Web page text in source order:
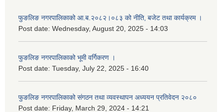
फुङलिङ नगरपालिकाको आ.ब.२०८२।०८३ को नीति‚ बजेट तथा कार्यक्रम ।
Post date: Wednesday, August 20, 2025 - 14:03
फुङलिङ नगरपालिकाको भूमी वर्गिकरण ।
Post date: Tuesday, July 22, 2025 - 16:40
फुङलिङ नगरपालिकाको संगठन तथा व्यवस्थापन अध्ययन प्रतिवेदन २०८०
Post date: Friday, March 29, 2024 - 14:21